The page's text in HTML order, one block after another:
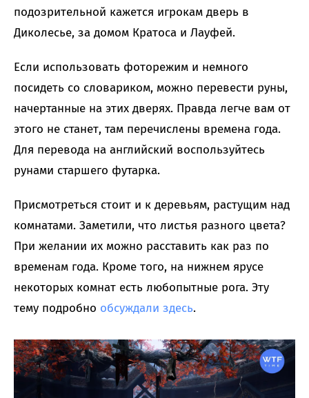
подозрительной кажется игрокам дверь в
Диколесье, за домом Кратоса и Лауфей.
Если использовать фоторежим и немного
посидеть со словариком, можно перевести руны,
начертанные на этих дверях. Правда легче вам от
этого не станет, там перечислены времена года.
Для перевода на английский воспользуйтесь
рунами старшего футарка.
Присмотреться стоит и к деревьям, растущим над
комнатами. Заметили, что листья разного цвета?
При желании их можно расставить как раз по
временам года. Кроме того, на нижнем ярусе
некоторых комнат есть любопытные рога. Эту
тему подробно обсуждали здесь.